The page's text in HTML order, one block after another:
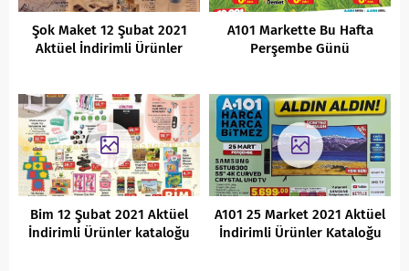
Şok Maket 12 Şubat 2021
Aktüel İndirimli Ürünler
A101 Markette Bu Hafta
Perşembe Günü
Bim 12 Şubat 2021 Aktüel
İndirimli Ürünler kataloğu
A101 25 Market 2021 Aktüel
İndirimli Ürünler Kataloğu